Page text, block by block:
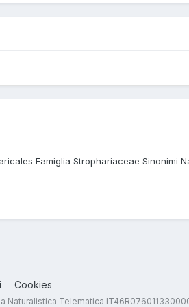
Famiglia Strophariaceae Sinonimi
Cookies
Naturalistica Telematica